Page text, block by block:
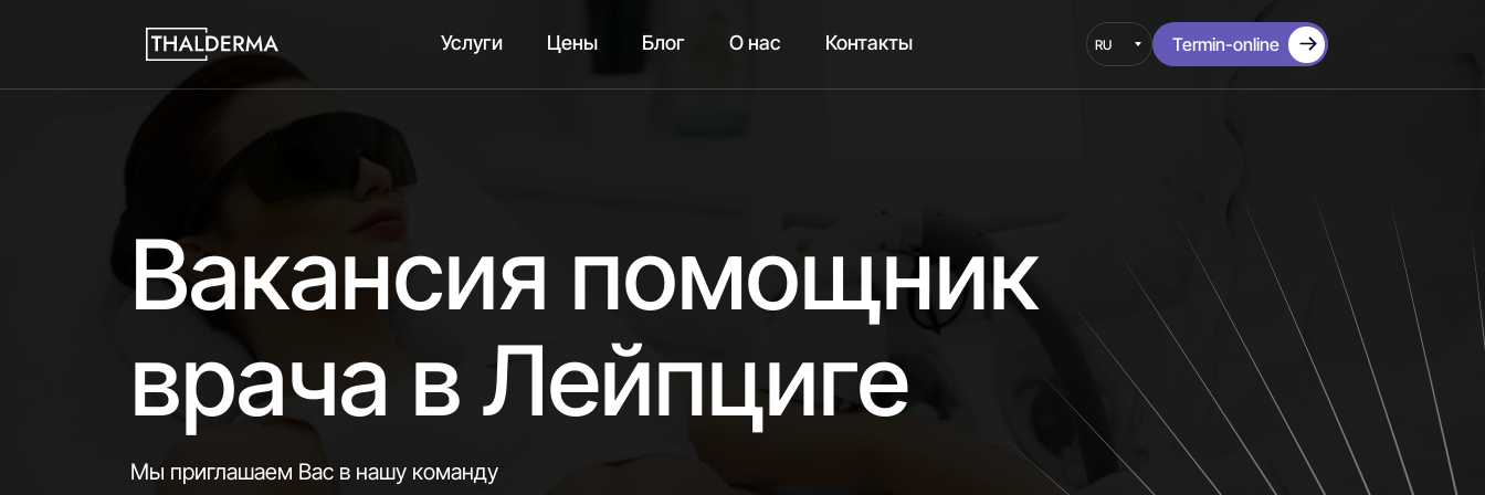
Услуги Цены Блог О нас Контакты Termin-online
Вакансия помощник
врача в Лейпциге
Мы приглашаем Вас в нашу команду